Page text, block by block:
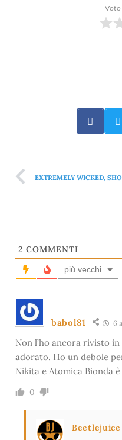
2 COMMENTI
più vecchi
babol81 6
Non l’ho ancora rivisto
adorato. Ho un debole
Nikita e Atomica Bionda
0
Beetlejuice